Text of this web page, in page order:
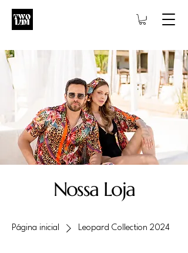
Nossa Loja
Página inicial Leopard Collection 2024